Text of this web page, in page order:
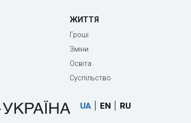
ЖИТТЯ
Гроші
Зміни
Освіта
Суспільство
UA EN RU